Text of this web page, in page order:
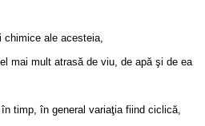
ale acesteia,
mai mult atrasă de viu, de apă şi de ea
timp, în general variaţia fiind ciclică,